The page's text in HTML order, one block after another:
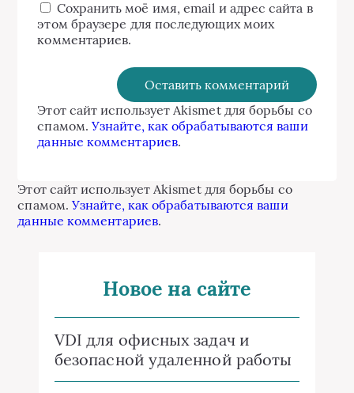
Сохранить моё имя, email и адрес сайта в
этом браузере для последующих моих
комментариев.
Этот сайт использует Akismet для борьбы со
спамом.Узнайте, как обрабатываются ваши
данные комментариев.
Этот сайт использует Akismet для борьбы со
спамом.Узнайте, как обрабатываются ваши
данные комментариев.
Новое на сайте
VDI для офисных задач и
безопасной удаленной работы